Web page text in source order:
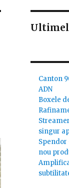
Canton
ADN
Boxele
singur
Spendor
nou